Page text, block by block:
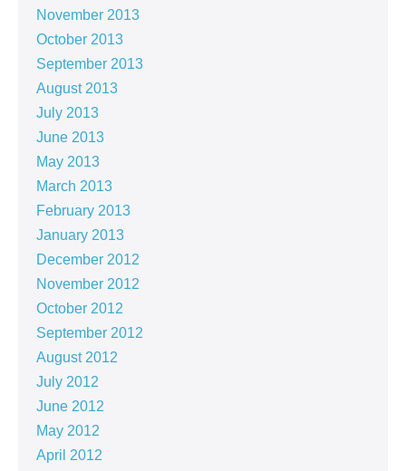
November 2013
October 2013
September 2013
August 2013
July 2013
June 2013
May 2013
March 2013
February 2013
January 2013
December 2012
November 2012
October 2012
September 2012
August 2012
July 2012
June 2012
May 2012
April 2012